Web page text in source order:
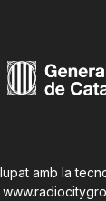
amb la